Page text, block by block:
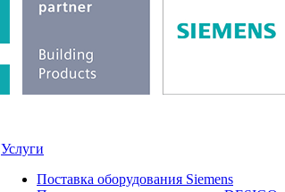
Услуги
Поставка оборудования Siemens